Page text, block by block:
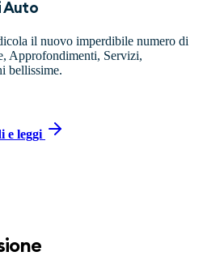
Auto
il nuovo imperdibile numero di
Approfondimenti, Servizi,
bellissime.
e leggi